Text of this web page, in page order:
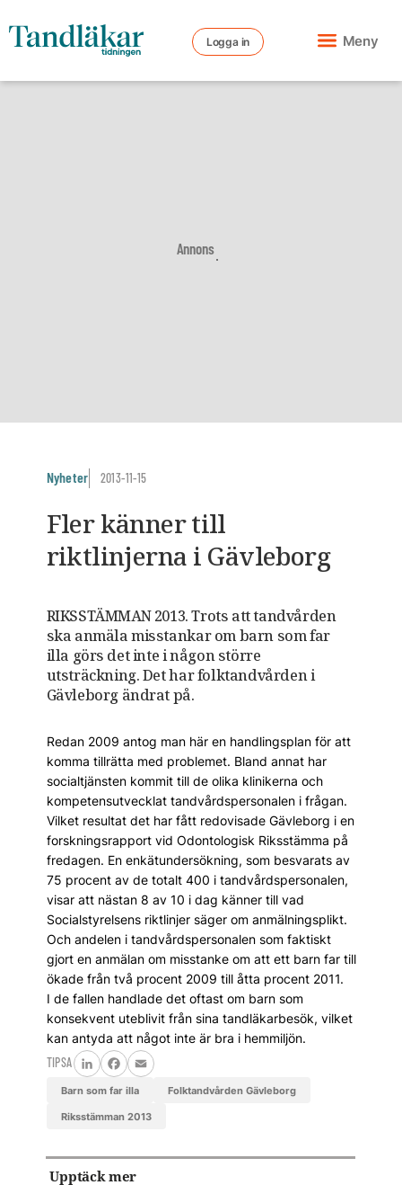
Logga in Meny
Annons
Nyheter 2013-11-15
Fler känner till
riktlinjerna i Gävleborg
RIKSSTÄMMAN 2013. Trots att tandvården
ska anmäla misstankar om barn som far
illa görs det inte i någon större
utsträckning. Det har folktandvården i
Gävleborg ändrat på.
Redan 2009 antog man här en handlingsplan för att
komma tillrätta med problemet. Bland annat har
socialtjänsten kommit till de olika klinikerna och
kompetensutvecklat tandvårdspersonalen i frågan.
Vilket resultat det har fått redovisade Gävleborg i en
forskningsrapport vid Odontologisk Riksstämma på
fredagen. En enkätundersökning, som besvarats av
75 procent av de totalt 400 i tandvårdspersonalen,
visar att nästan 8 av 10 i dag känner till vad
Socialstyrelsens riktlinjer säger om anmälningsplikt.
Och andelen i tandvårdspersonalen som faktiskt
gjort en anmälan om misstanke om att ett barn far till
ökade från två procent 2009 till åtta procent 2011.
I de fallen handlade det oftast om barn som
konsekvent uteblivit från sina tandläkarbesök, vilket
kan antyda att något inte är bra i hemmiljön.
TIPSA
LinkedInFacebook
Email
Barn som far illa Folktandvården Gävleborg
riksstämman 2013
Upptäck mer